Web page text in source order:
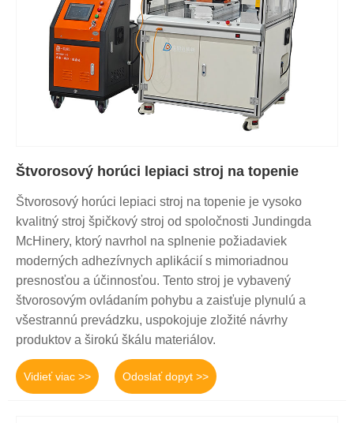
Štvorosový horúci lepiaci stroj na topenie
Štvorosový horúci lepiaci stroj na topenie je vysoko
kvalitný stroj špičkový stroj od spoločnosti Jundingda
McHinery, ktorý navrhol na splnenie požiadaviek
moderných adhezívnych aplikácií s mimoriadnou
presnosťou a účinnosťou. Tento stroj je vybavený
štvorosovým ovládaním pohybu a zaisťuje plynulú a
všestrannú prevádzku, uspokojuje zložité návrhy
produktov a širokú škálu materiálov.
Vidieť viac >> Odoslať dopyt >>